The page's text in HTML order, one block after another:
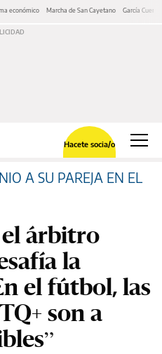
económico Marcha de San Cayetano García Cuerva
Hacete socia/o
A SU PAREJA EN EL
el árbitro
la
el fútbol, las
son a